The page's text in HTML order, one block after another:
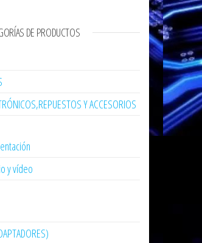
DE PRODUCTOS
Y ACCESORIOS
y vídeo